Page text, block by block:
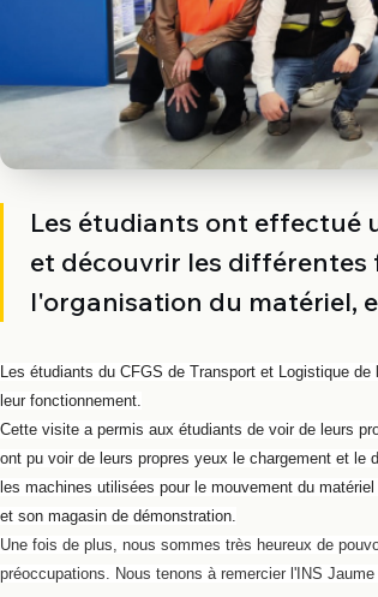
Les étudiants ont effectué
et découvrir les
l'organisation du matériel,
Les étudiants du CFGS de Transport et Logistique
leur fonctionnement.
Cette visite a permis aux étudiants de voir de leurs
ont pu voir de leurs propres yeux le chargement et le
les machines utilisées pour le mouvement du
et son magasin de démonstration.
Une fois de plus, nous sommes très heureux de
préoccupations. Nous tenons à remercier l'INS